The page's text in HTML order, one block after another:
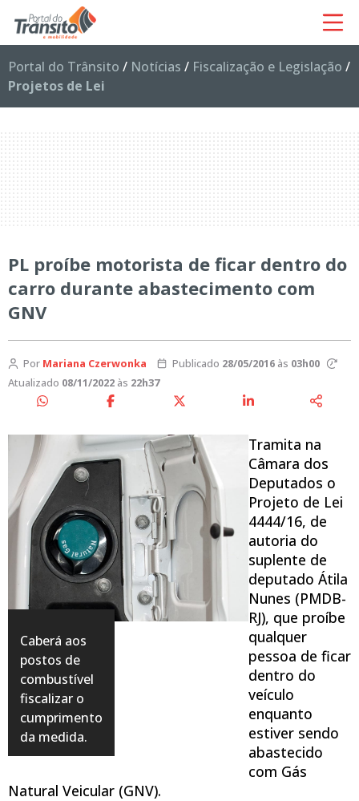
Portal do Trânsito / Notícias / Fiscalização e Legislação /
Projetos de Lei
PL proíbe motorista de ficar dentro do
carro durante abastecimento com
GNV
Por Mariana Czerwonka Publicado 28/05/2016às 03h00
Atualizado 08/11/2022 às 22h37
Caberá aos
postos de
combustível
fiscalizar o
cumprimento
da medida.
Tramita na
Câmara dos
Deputados o
Projeto de Lei
4444/16, de
autoria do
suplente de
deputado Átila
Nunes (PMDB-
RJ), que proíbe
qualquer
pessoa de ficar
dentro do
veículo
enquanto
estiver sendo
abastecido
com Gás
Natural Veicular (GNV).